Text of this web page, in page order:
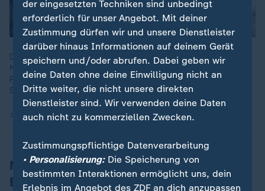
Dem deutschen Fußball mangelt es trotz Erfolgen an
Nachwuchs. Könnte eine eigene U21-Liga wie in England das
Problem lösen? DFB-Geschäftsführer Rettig im Bolzplatz über
Strategien des Verbandes.
18.09.2025 | 14:39 min
Nicht alle Shootingstars konnten
Erwartungen erfüllen
der eingesetzten Techniken sind unbedingt
erforderlich für unser Angebot. Mit deiner
Zustimmung dürfen wir und unsere Dienstleister
darüber hinaus Informationen auf deinem Gerät
speichern und/oder abrufen. Dabei geben wir
deine Daten ohne deine Einwilligung nicht an
Dritte weiter, die nicht unsere direkten
Dienstleister sind. Wir verwenden deine Daten
auch nicht zu kommerziellen Zwecken.
Zustimmungspflichtige Datenverarbeitung
• Personalisierung:Die Speicherung von
bestimmten Interaktionen ermöglicht uns, dein
Erlebnis im Angebot des ZDF an dich anzupassen